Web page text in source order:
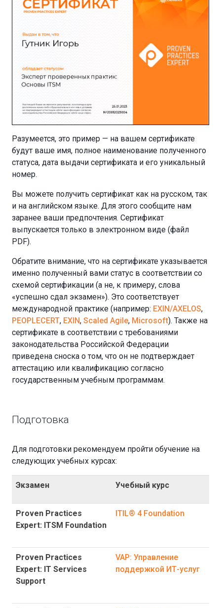
Разумеется, это пример — на вашем сертификате
будут ваше имя, полное наименование полученного
статуса, дата выдачи сертификата и его уникальный
номер.
Вы можете получить сертификат как на русском, так
и на английском языке. Для этого сообщите нам
заранее ваши предпочтения. Сертификат
выпускается только в электронном виде (файл
PDF).
Обратите внимание, что на сертификате указывается
именно полученный вами статус в соответствии со
схемой сертификации (а не, к примеру, слова
«успешно сдал экзамен»). Это соответствует
международной практике (например: EXIN/AXELOS,
PEOPLECERT, EXIN, Scaled Agile, Microsoft). Также на
сертификате в соответствии с требованиями
законодательства Российской Федерации
приведена сноска о том, что он не подтверждает
аттестацию или квалификацию согласно
государственным учебным программам.
Подготовка
Для подготовки рекомендуем пройти обучение на
следующих учебных курсах:
Экзамен Учебный курс
Proven Practices
Expert: ITSM Foundation
ITIL® 4 Foundation
Proven Practices
Expert: IT Services
Support
VAP: Управление
поддержкой ИТ-услуг